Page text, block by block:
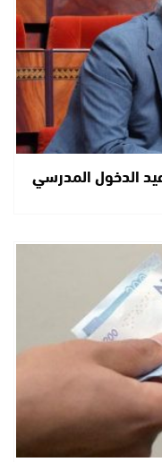
الدخول المدرسي